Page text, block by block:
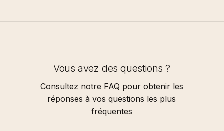
Vous avez des questions ?
Consultez notre FAQ pour obtenir les
réponses à vos questions les plus
fréquentes